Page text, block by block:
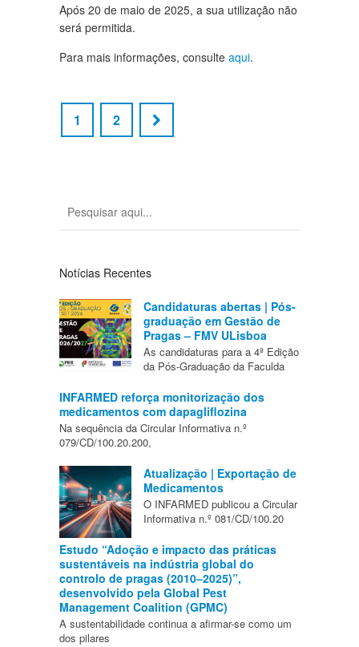
Após 20 de maio de 2025, a sua utilização não
será permitida.
Para mais informações, consulte aqui.
1 2
Notícias Recentes
Candidaturas abertas | Pós-
graduação em Gestão de
Pragas – FMV ULisboa
As candidaturas para a 4ª Edição
da Pós-Graduação da Faculda
INFARMED reforça monitorização dos
medicamentos com dapagliflozina
Na sequência da Circular Informativa n.º
079/CD/100.20.200,
Atualização | Exportação de
Medicamentos
O INFARMED publicou a Circular
Informativa n.º 081/CD/100.20
Estudo “Adoção e impacto das práticas
sustentáveis na indústria global do
controlo de pragas (2010–2025)”,
desenvolvido pela Global Pest
Management Coalition (GPMC)
A sustentabilidade continua a afirmar-se como um
dos pilares